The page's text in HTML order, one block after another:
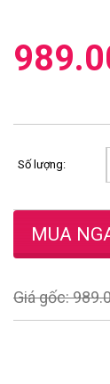
Số lượng:
Giá gốc: